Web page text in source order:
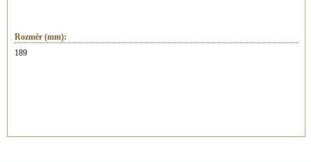
Rozměr (mm):
189